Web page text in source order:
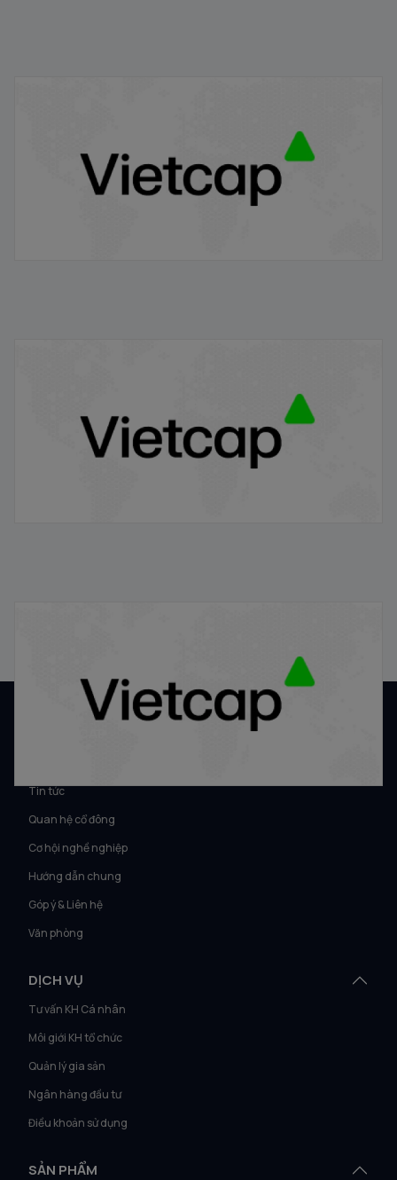
Tin tức
Quan hệ cổ đông
Cơ hội nghề nghiệp
Hướng dẫn chung
Góp ý & Liên hệ
Văn phòng
DỊCH VỤ
Tư vấn KH Cá nhân
Môi giới KH tổ chức
Quản lý gia sản
Ngân hàng đầu tư
Điều khoản sử dụng
SẢN PHẨM